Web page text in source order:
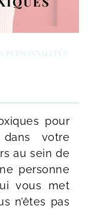
personnalités
pour
votre
au sein de
personne
vous met
n’êtes pas